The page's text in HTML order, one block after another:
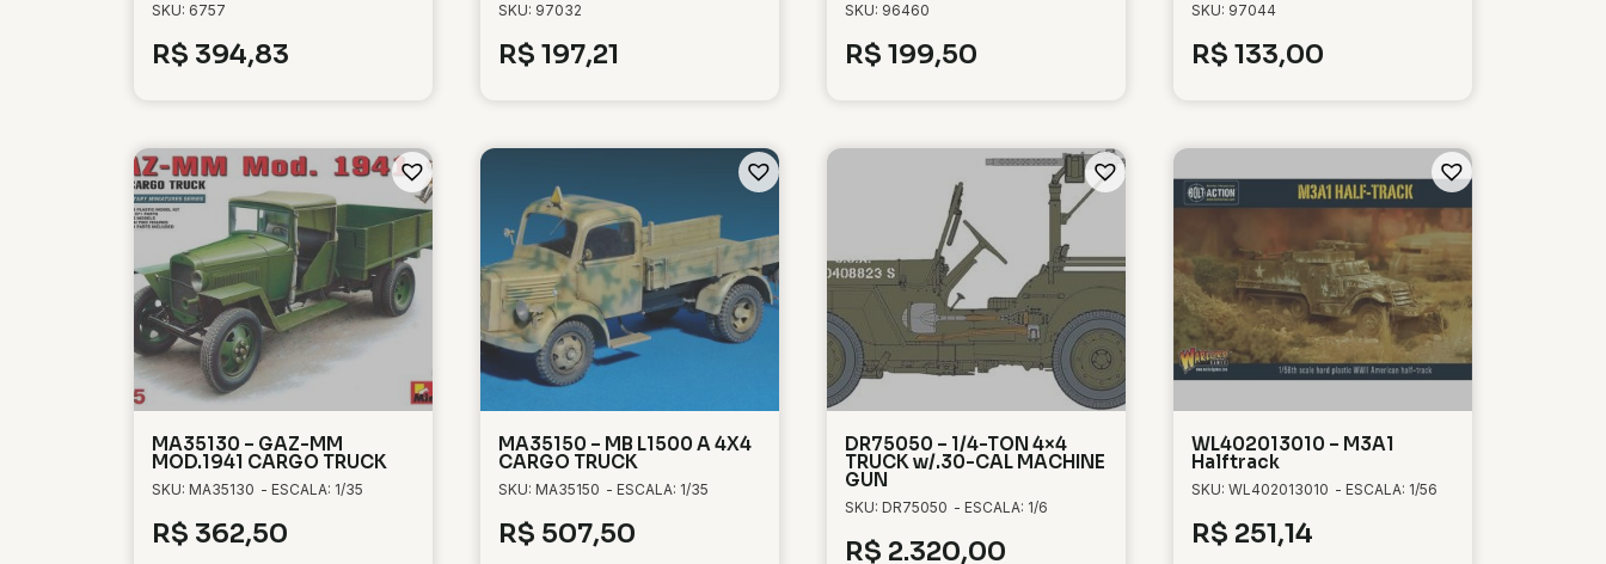
SKU: 6757
R$ 394,83
SKU: 97032
R$ 197,21
SKU: 96460
R$ 199,50
SKU: 97044
R$ 133,00
MA35130 – GAZ-MM
MOD.1941 CARGO TRUCK
SKU: MA35130 - ESCALA: 1/35
R$ 362,50
MA35150 – MB L1500 A 4X4
CARGO TRUCK
SKU: MA35150 - ESCALA: 1/35
R$ 507,50
DR75050 – 1/4-TON 4×4
TRUCK w/.30-CAL MACHINE
GUN
SKU: DR75050 - ESCALA: 1/6
R$ 2.320,00
WL402013010 – M3A1
Halftrack
SKU: WL402013010 - ESCALA: 1/56
R$ 251,14